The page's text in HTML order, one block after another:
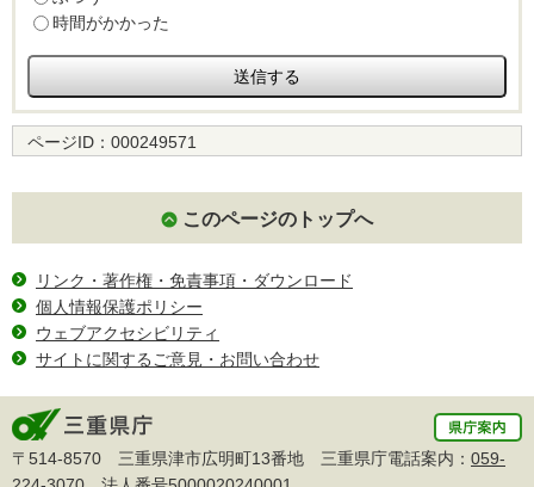
時間がかかった
ページID： 000249571
このページのトップへ
リンク・著作権・免責事項・ダウンロード
個人情報保護ポリシー
ウェブアクセシビリティ
サイトに関するご意見・お問い合わせ
〒514-8570 三重県津市広明町13番地 三重県庁電話案内： 059-